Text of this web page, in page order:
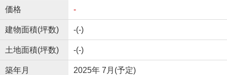
価格 -
建物面積(坪数) -(-)
土地面積(坪数) -(-)
築年月 2025年 7月(予定)